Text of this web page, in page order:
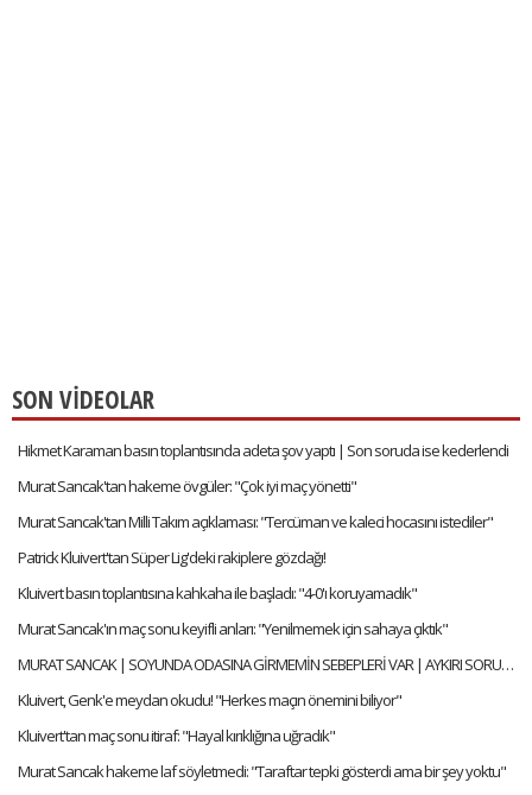
SON VİDEOLAR
Hikmet Karaman basın toplantısında adeta şov yaptı | Son soruda ise kederlendi
Murat Sancak'tan hakeme övgüler: "Çok iyi maç yönetti"
Murat Sancak'tan Milli Takım açıklaması: "Tercüman ve kaleci hocasını istediler"
Patrick Kluivert'tan Süper Lig'deki rakiplere gözdağı!
Kluivert basın toplantısına kahkaha ile başladı: "4-0'ı koruyamadık"
Murat Sancak'ın maç sonu keyifli anları: "Yenilmemek için sahaya çıktık"
MURAT SANCAK | SOYUNDA ODASINA GİRMEMİN SEBEPLERİ VAR | AYKIRI SORULAR | MEHMET AYAN | MediaMarkt
Kluivert, Genk'e meydan okudu! "Herkes maçın önemini biliyor"
Kluivert'tan maç sonu itiraf: "Hayal kırıklığına uğradık"
Murat Sancak hakeme laf söyletmedi: "Taraftar tepki gösterdi ama bir şey yoktu"